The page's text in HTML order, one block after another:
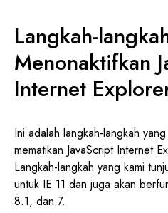
Langkah-
Menonaktifkan
Internet
Ini adalah langkah-langkah
mematikan JavaScript Internet
Langkah-langkah yang kami
untuk IE 11 dan juga akan
8.1, dan 7.